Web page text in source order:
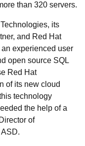
than 320 servers.
its
and Red Hat
experienced user
open source SQL
Red Hat
of its new cloud
technology
the help of a
of